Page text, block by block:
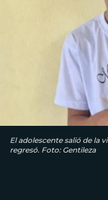
El adolescente salió de la
regresó. Foto: Gentileza